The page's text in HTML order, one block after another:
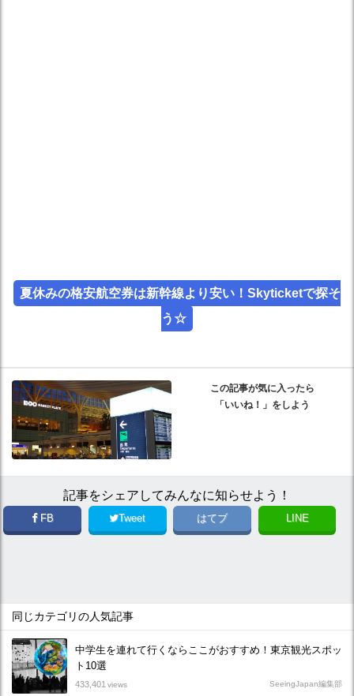
夏休みの格安航空券は新幹線より安い！Skyticketで探そ
う☆
この記事が気に入ったら
「いいね！」をしよう
記事をシェアしてみんなに知らせよう！
FB Tweet はてブ LINE
同じカテゴリの人気記事
中学生を連れて行くならここがおすすめ！東京観光スポッ
ト10選
433,401views SeeingJapan編集部